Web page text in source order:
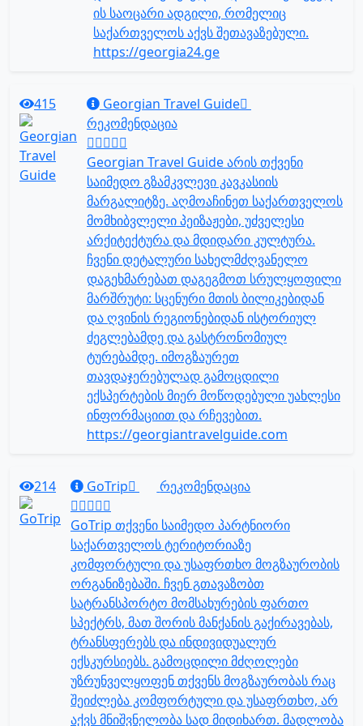
ის საოცარი ადგილი, რომელიც
საქართველოს აქვს შეთავაზებული.
https://georgia24.ge
415
Georgian Travel Guide
რეკომენდაცია
Georgian Travel Guide არის თქვენი
საიმედო გზამკვლევი კავკასიის
მარგალიტზე. აღმოაჩინეთ საქართველოს
მომხიბვლელი პეიზაჟები, უძველესი
არქიტექტურა და მდიდარი კულტურა.
ჩვენი დეტალური სახელმძღვანელო
დაგეხმარებათ დაგეგმოთ სრულყოფილი
მარშრუტი: სცენური მთის ბილიკებიდან
და ღვინის რეგიონებიდან ისტორიულ
ძეგლებამდე და გასტრონომიულ
ტურებამდე. იმოგზაურეთ
თავდაჯერებულად გამოცდილი
ექსპერტების მიერ მოწოდებული უახლესი
ინფორმაციით და რჩევებით.
https://georgiantravelguide.com
214 GoTrip რეკომენდაცია
GoTrip თქვენი საიმედო პარტნიორი
საქართველოს ტერიტორიაზე
კომფორტული და უსაფრთხო მოგზაურობის
ორგანიზებაში. ჩვენ გთავაზობთ
სატრანსპორტო მომსახურების ფართო
სპექტრს, მათ შორის მანქანის გაქირავებას,
ტრანსფერებს და ინდივიდუალურ
ექსკურსიებს. გამოცდილი მძღოლები
უზრუნველყოფენ თქვენს მოგზაურობას რაც
შეიძლება კომფორტული და უსაფრთხო, არ
აქვს მნიშვნელობა სად მიდიხართ. მადლობა